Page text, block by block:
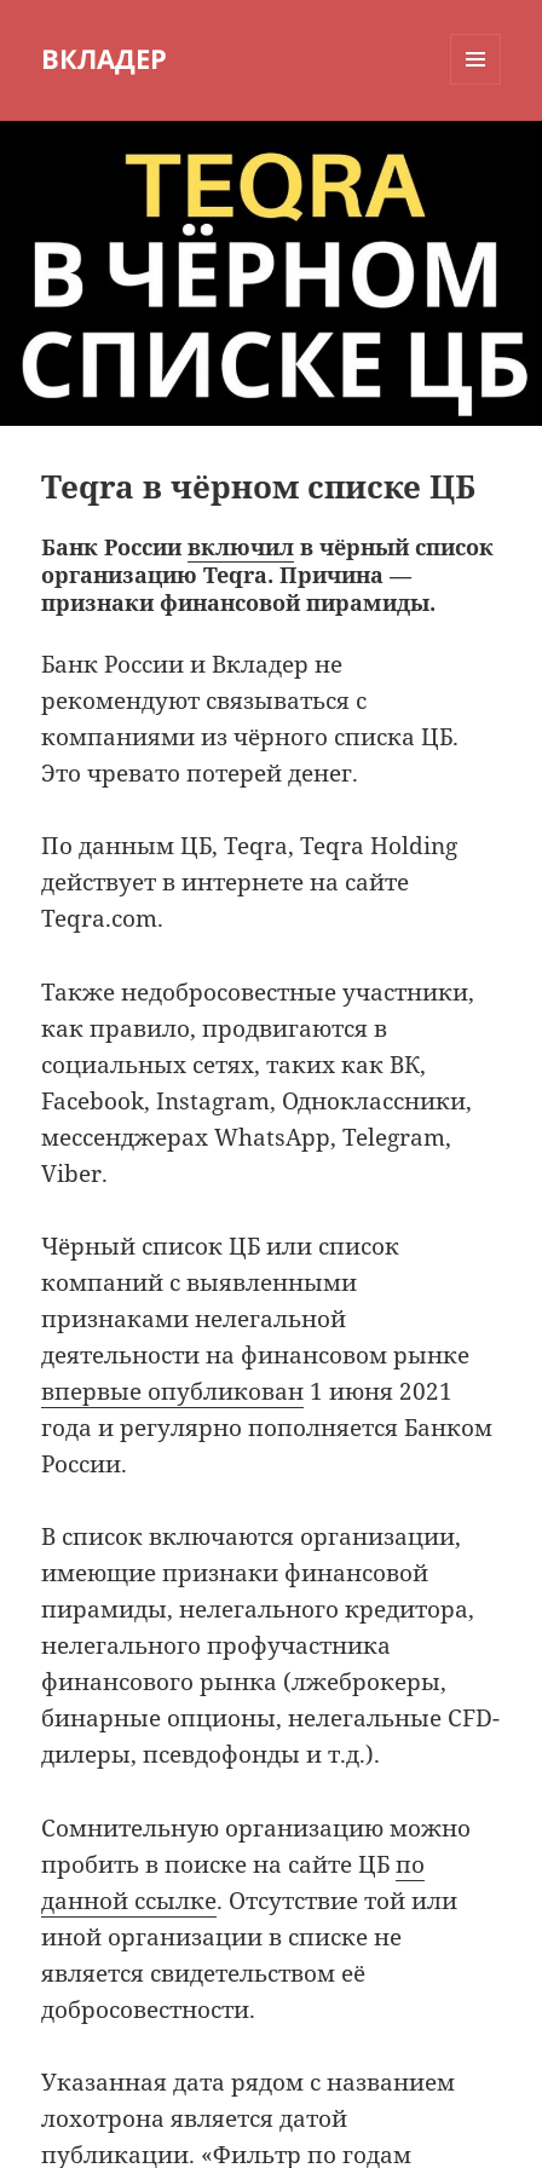
ВКЛАДЕР
Teqra в чёрном списке ЦБ
Банк Россиивключил в чёрный список
организациюTeqra. Причина —
признаки финансовой пирамиды.
Банк России и Вкладер не
рекомендуют связываться с
компаниями из чёрного списка ЦБ.
Это чревато потерей денег.
По данным ЦБ,Teqra, Teqra Holding
действует в интернете на сайте
Teqra.com.
Также недобросовестные участники,
как правило, продвигаются в
социальных сетях, таких как ВК,
Facebook, Instagram, Одноклассники,
мессенджерах WhatsApp, Telegram,
Viber.
Чёрный список ЦБ или список
компаний с выявленными
признаками нелегальной
деятельности на финансовом рынке
впервые опубликован 1 июня 2021
года и регулярно пополняется Банком
России.
В список включаются организации,
имеющие признаки финансовой
пирамиды, нелегального кредитора,
нелегального профучастника
финансового рынка (лжеброкеры,
бинарные опционы, нелегальные CFD-
дилеры, псевдофонды и т.д.).
Сомнительную организацию можно
пробить в поиске на сайте ЦБпо
данной ссылке. Отсутствие той или
иной организации в списке не
является свидетельством её
добросовестности.
Указанная дата рядом с названием
лохотрона является датой
публикации. «Фильтр по годам